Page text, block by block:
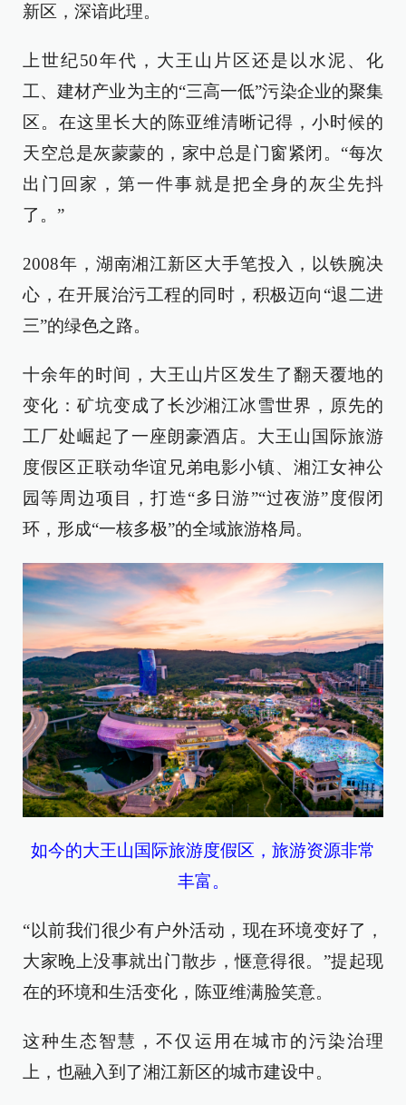
新区，深谙此理。
上世纪50年代，大王山片区还是以水泥、化
工、建材产业为主的“三高一低”污染企业的聚集
区。在这里长大的陈亚维清晰记得，小时候的
天空总是灰蒙蒙的，家中总是门窗紧闭。“每次
出门回家，第一件事就是把全身的灰尘先抖
了。”
2008年，湖南湘江新区大手笔投入，以铁腕决
心，在开展治污工程的同时，积极迈向“退二进
三”的绿色之路。
十余年的时间，大王山片区发生了翻天覆地的
变化：矿坑变成了长沙湘江冰雪世界，原先的
工厂处崛起了一座朗豪酒店。大王山国际旅游
度假区正联动华谊兄弟电影小镇、湘江女神公
园等周边项目，打造“多日游”“过夜游”度假闭
环，形成“一核多极”的全域旅游格局。
如今的大王山国际旅游度假区，旅游资源非常
丰富。
“以前我们很少有户外活动，现在环境变好了，
大家晚上没事就出门散步，惬意得很。”提起现
在的环境和生活变化，陈亚维满脸笑意。
这种生态智慧，不仅运用在城市的污染治理
上，也融入到了湘江新区的城市建设中。